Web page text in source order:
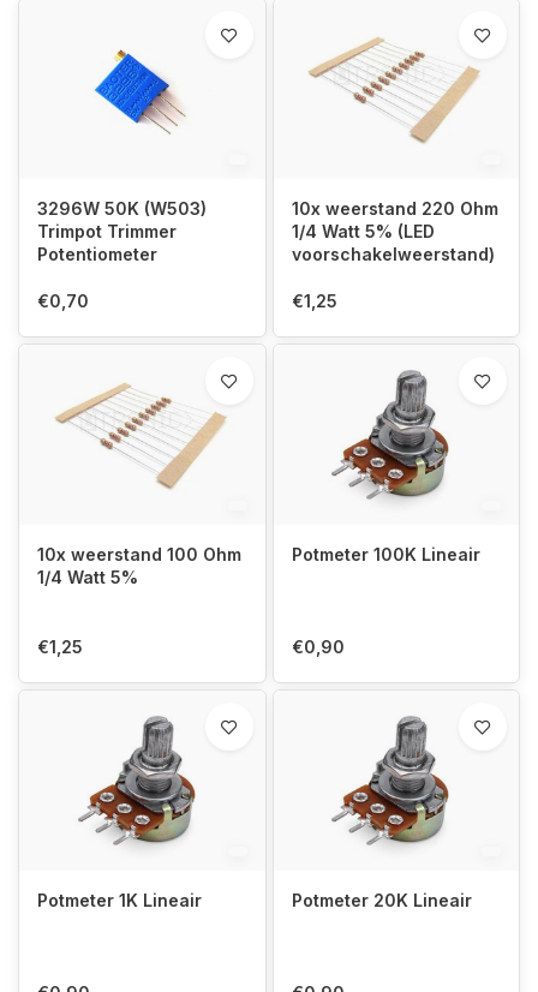
3296W 50K (W503)
Trimpot Trimmer
Potentiometer
€0,70
10x weerstand 220 Ohm
1/4 Watt 5% (LED
voorschakelweerstand)
€1,25
10x weerstand 100 Ohm
1/4 Watt 5%
€1,25
Potmeter 100K Lineair
€0,90
Potmeter 1K Lineair Potmeter 20K Lineair